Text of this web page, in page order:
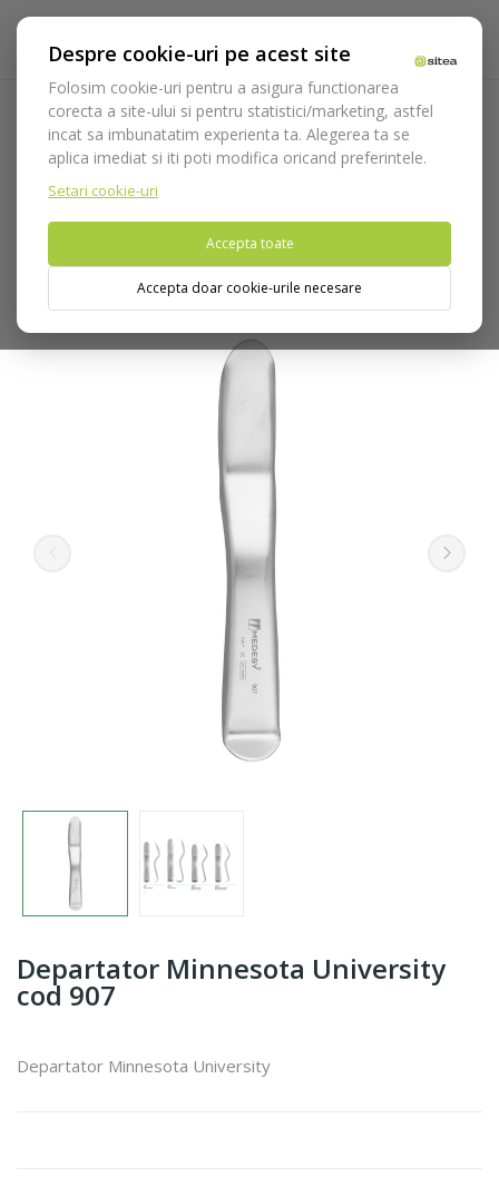
Despre cookie-uri pe acest site
Folosim cookie-uri pentru a asigura functionarea
corecta a site-ului si pentru statistici/marketing, astfel
incat sa imbunatatim experienta ta. Alegerea ta se
aplica imediat si iti poti modifica oricand preferintele.
Setari cookie-uri
Accepta toate
Accepta doar cookie-urile necesare
Acasa Instrumentar
Chirurgie si implantologie
Departatoare
Departatoare Medesy
Departator
Minnesota University cod 907
Nu puteti plasa comenzi din tara din care accesati website-ul
(United States).
Departator Minnesota University
cod 907
Departator Minnesota University